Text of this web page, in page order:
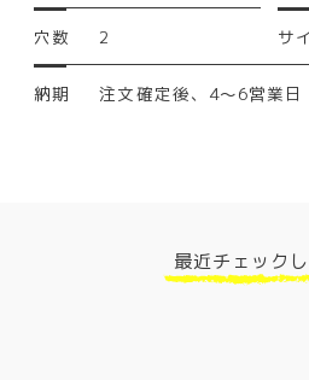
穴数 2 サ
納期 注文確定後、4～6営業日
最近チェック